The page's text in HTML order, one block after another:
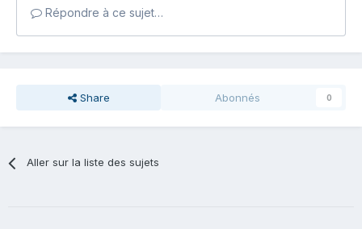
Répondre à ce sujet…
Share Abonnés 0
Aller sur la liste des sujets